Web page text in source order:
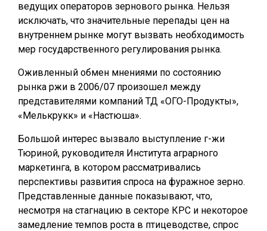
ведущих операторов зернового рынка. Нельзя
исключать, что значительные перепады цен на
внутреннем рынке могут вызвать необходимость
мер государственного регулирования рынка.
Оживленный обмен мнениями по состоянию
рынка ржи в 2006/07 произошел между
представителями компаний ТД «ОГО-Продукты»,
«Мелькрукк» и «Настюша».
Большой интерес вызвало выступление г-жи
Тюриной, руководителя Института аграрного
маркетинга, в котором рассматривались
перспективы развития спроса на фуражное зерно.
Представленные данные показывают, что,
несмотря на стагнацию в секторе КРС и некоторое
замедление темпов роста в птицеводстве, спрос